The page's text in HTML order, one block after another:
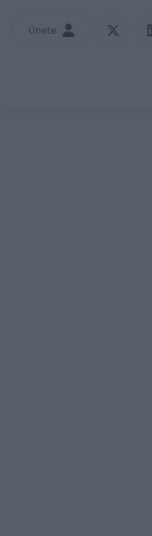
Únete